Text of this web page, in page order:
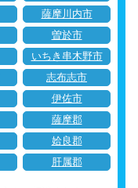
薩摩川内市
曽於市
いちき串木野市
志布志市
伊佐市
薩摩郡
姶良郡
肝属郡